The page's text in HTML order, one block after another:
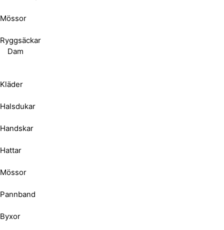
Mössor
Ryggsäckar
Dam
Kläder
Halsdukar
Handskar
Hattar
Mössor
Pannband
Byxor